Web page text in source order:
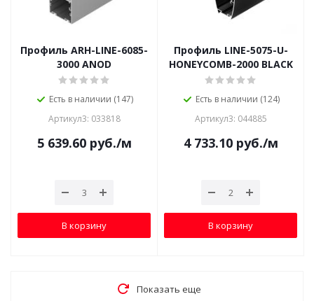
Профиль ARH-LINE-6085-
3000 ANOD
Есть в наличии (147)
Артикул3: 033818
5 639.60руб./м
В корзину
Профиль LINE-5075-U-
HONEYCOMB-2000 BLACK
Есть в наличии (124)
Артикул3: 044885
4 733.10руб./м
В корзину
Показать еще